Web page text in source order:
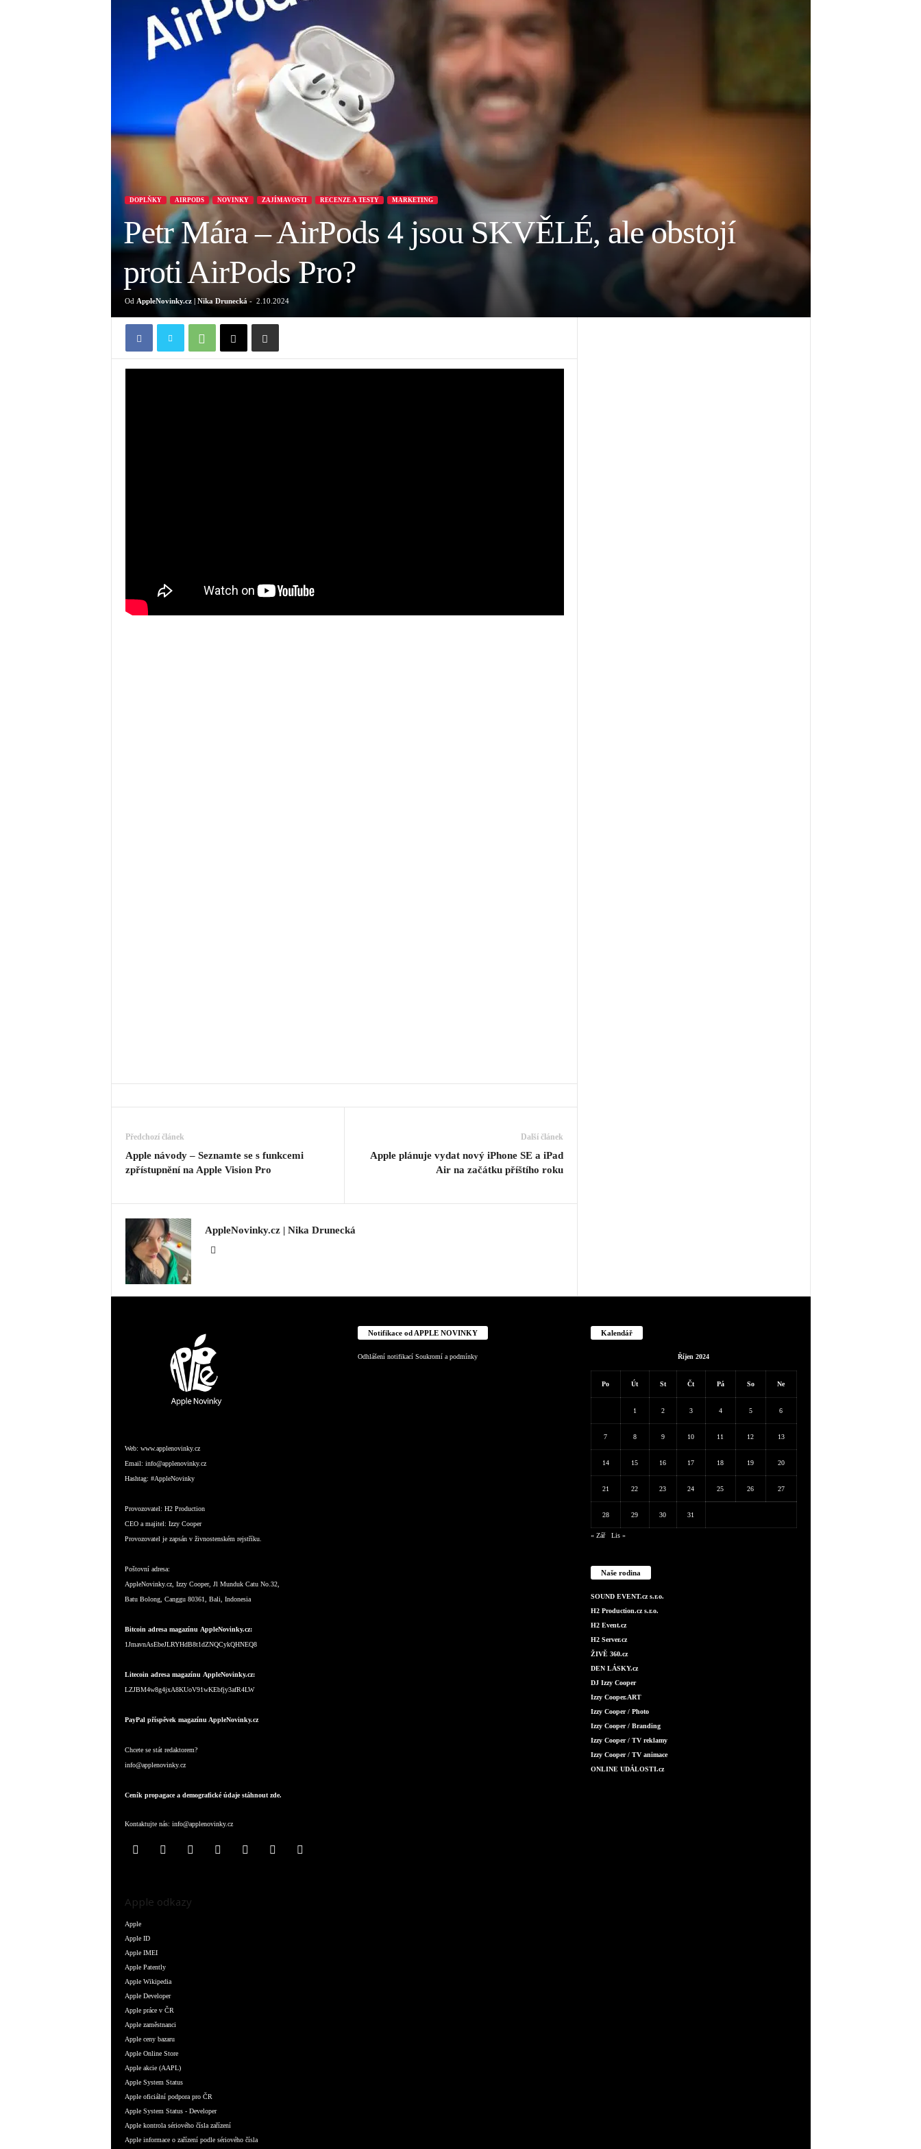
DOPLŇKY AIRPODS NOVINKY ZAJÍMAVOSTI RECENZE A TESTY MARKETING
Petr Mára – AirPods 4 jsou SKVĚLÉ, ale obstojí
proti AirPods Pro?
Od AppleNovinky.cz | Nika Drunecká- 2.10.2024
Předchozí článek
Apple návody – Seznamte se s funkcemi
zpřístupnění na Apple Vision Pro
Další článek
Apple plánuje vydat nový iPhone SE a iPad
Air na začátku příštího roku
AppleNovinky.cz | Nika Drunecká
Web: www.applenovinky.cz
Email: info@applenovinky.cz
Hashtag: #AppleNovinky
Provozovatel: H2 Production
CEO a majitel: Izzy Cooper
Provozovatel je zapsán v živnostenském rejstříku.
Poštovní adresa:
AppleNovinky.cz, Izzy Cooper, Jl Munduk Catu No.32,
Batu Bolong, Canggu 80361, Bali, Indonesia
Bitcoin adresa magazínu AppleNovinky.cz:
1JmavnAsEbeJLRYHdB8t1dZNQCykQHNEQ8
Litecoin adresa magazínu AppleNovinky.cz:
LZJBM4w8g4jxA8KUoV91wKEbfjy3afR4LW
PayPal příspěvek magazínu AppleNovinky.cz
Chcete se stát redaktorem?
info@applenovinky.cz
Ceník propagace a demografické údaje stáhnout zde.
Kontaktujte nás: info@applenovinky.cz
Apple odkazy
Apple
Apple ID
Apple IMEI
Apple Patently
Apple Wikipedia
Apple Developer
Apple práce v ČR
Apple zaměstnanci
Apple ceny bazaru
Apple Online Store
Apple akcie (AAPL)
Apple System Status
Apple oficiální podpora pro ČR
Apple System Status - Developer
Apple kontrola sériového čísla zařízení
Apple informace o zařízení podle sériového čísla
Notifikace od APPLE NOVINKY
Odhlášení notifikací Soukromí a podmínky
Kalendář
Říjen 2024
Po Út St Čt Pá So Ne
1 2 3 4 5 6
7 8 9 10 11 12 13
14 15 16 17 18 19 20
21 22 23 24 25 26 27
28 29 30 31
« Zář Lis »
Naše rodina
SOUND EVENT.cz s.r.o.
H2 Production.cz s.r.o.
H2 Event.cz
H2 Server.cz
ŽIVĚ 360.cz
DEN LÁSKY.cz
DJ Izzy Cooper
Izzy Cooper.ART
Izzy Cooper / Photo
Izzy Cooper / Branding
Izzy Cooper / TV reklamy
Izzy Cooper / TV animace
ONLINE UDÁLOSTI.cz